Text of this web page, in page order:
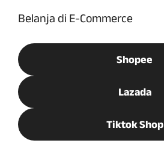
Belanja di E-Commerce
Shopee
Lazada
Tiktok Shop